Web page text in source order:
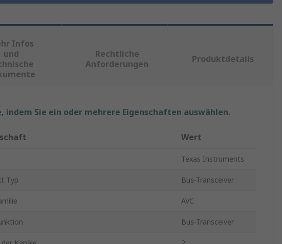
Infos
und
Rechtliche
Anforderungen
Produktdetails
indem Sie ein oder mehrere Eigenschaften auswählen.
Wert
Texas Instruments
Typ Bus-Transceiver
AVC
Bus-Transceiver